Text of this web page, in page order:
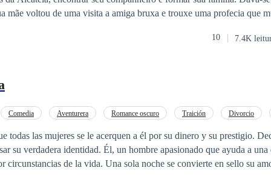
do amor.
mãe voltou de uma visita a amiga bruxa e trouxe uma profecia que
10 7.4K
Comedia Aventurera Romance oscuro Traición Divorcio
sola noche se convierte en sello su amor y su historia